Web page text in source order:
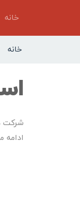
خانه
خانه
شرکت
ادامه